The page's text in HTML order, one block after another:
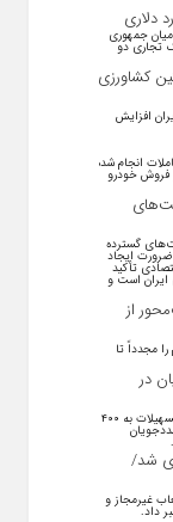
جمهوری
تجاری دو
کشاورزی
افزایش
مرداد بر اساس معاملات انجام شده
فروش خودرو
گسترده
ایجاد
تأکید
ایران است و
از
مجدداً تا
در
عضو کمیسیون کشاورزی مجلس معتقد است با افزایش سقف تسهیلات به ۴۰۰
شد/
توانیر از جمع‌آوری ۱۹۴ هزار و ۱۹۷ انشعاب غیرمجاز و